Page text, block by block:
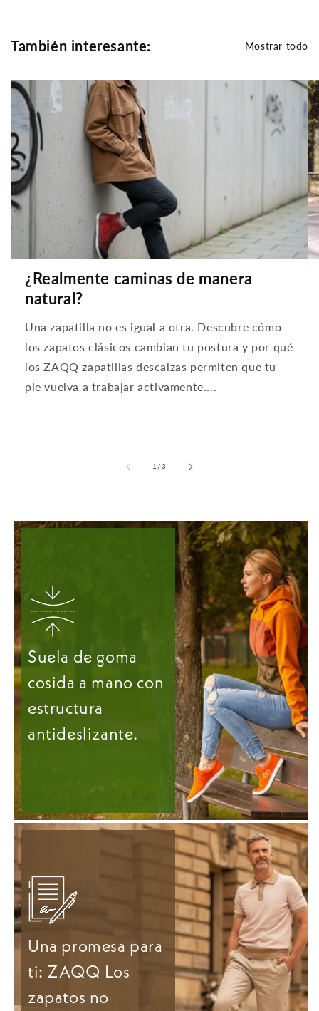
También interesante: Mostrar todo
¿Realmente caminas de manera
natural?
Una zapatilla no es igual a otra. Descubre cómo
los zapatos clásicos cambian tu postura y por qué
los ZAQQ zapatillas descalzas permiten que tu
pie vuelva a trabajar activamente....
1 /de
3
Suela de goma
cosida a mano con
estructura
antideslizante.
Una promesa para
ti: ZAQQ Los
zapatos no